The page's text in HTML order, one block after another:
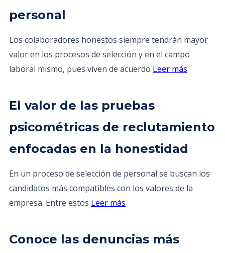
personal
Los colaboradores honestos siempre tendrán mayor
valor en los procesos de selección y en el campo
laboral mismo, pues viven de acuerdo Leer más
El valor de las pruebas
psicométricas de reclutamiento
enfocadas en la honestidad
En un proceso de selección de personal se buscan los
candidatos más compatibles con los valores de la
empresa. Entre estos Leer más
Conoce las denuncias más